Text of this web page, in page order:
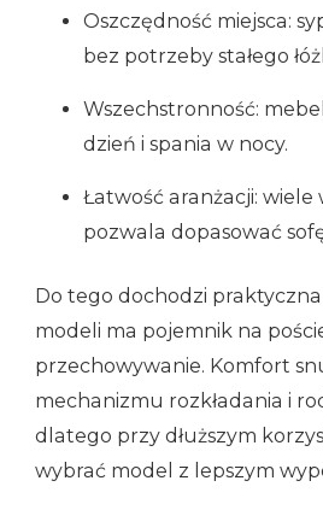
Oszczędność miejsca:
bez potrzeby stałego
Wszechstronność:
dzień i spania w nocy.
Łatwość aranżacji:
pozwala dopasować
Do tego dochodzi
modeli ma pojemnik na
przechowywanie. Komfort
mechanizmu rozkładania i
dlatego przy dłuższym
wybrać model z lepszym